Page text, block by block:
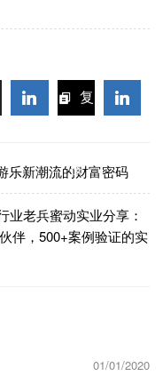
复
接
乐新潮流的财富密码
业老兵蜜动实业分享：
伴，500+案例验证的实
01/01/2020